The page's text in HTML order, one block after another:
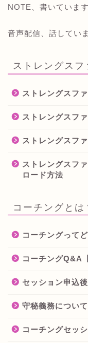
NOTE、書いています
音声配信、話してい
ストレングス
ストレングスフ
ストレングスフ
ストレングスフ
ストレングスフ
ロード方法
コーチングとは
コーチングって
コーチングQ&A
セッション申込
守秘義務について
コーチングセッ